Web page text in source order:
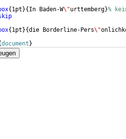
{ 1pt }{ In Baden-W\"urttemberg}%
{ 1pt }{die Borderline-Pers\"
document }